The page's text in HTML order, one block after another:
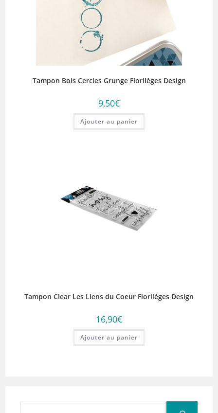
Tampon Bois Cercles Grunge Florilèges Design
9,50€
Ajouter au panier
Tampon Clear Les Liens du Coeur Florilèges Design
16,90€
Ajouter au panier